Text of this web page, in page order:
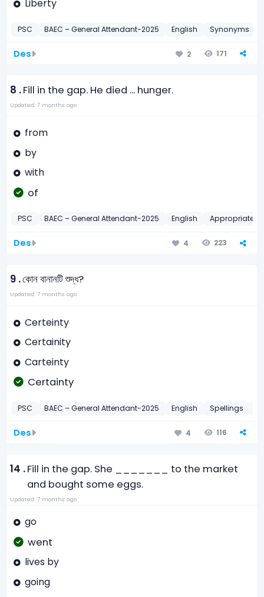
Liberty
PSC BAEC – General Attendant-2025 English Synonyms
Des 2 171
8 .Fill in the gap. He died ... hunger.
Updated: 7 months ago
from
by
with
of
PSC BAEC – General Attendant-2025 English Appropriate
Des 4 223
9 .কোন বানানটি শুদ্ধ?
Updated: 7 months ago
Certeinty
Certainity
Carteinty
Certainty
PSC BAEC – General Attendant-2025 English Spellings
Des 4 116
14 .Fill in the gap. She _______ to the market
and bought some eggs.
Updated: 7 months ago
go
went
lives by
going